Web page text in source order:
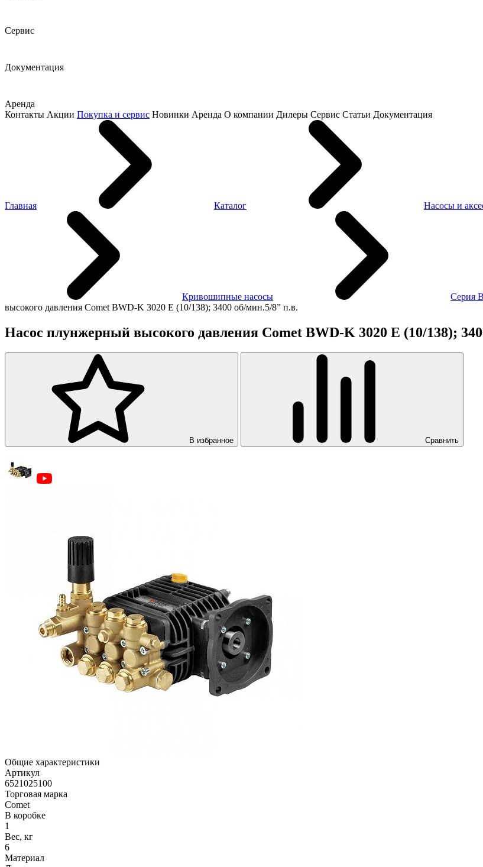
Сервис
Документация
Аренда
Контакты Акции Покупка и сервис Новинки Аренда О компании Дилеры Сервис Статьи Документация
Главная Каталог Насосы и
Кривошипные насосы Серия
высокого давления Comet BWD-K 3020 E (10/138); 3400 об/мин.5/8” п.в.
Насос плунжерный высокого давления Comet BWD-K 3020 E (10/138);
В избранное Сравнить
Общие характеристики
Артикул
6521025100
Торговая марка
Comet
В коробке
1
Вес, кг
6
Материал